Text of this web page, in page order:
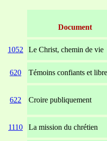
Document
1052 Le Christ, chemin de vie
620 Témoins confiants et
622 Croire publiquement
1110 La mission du chrétien